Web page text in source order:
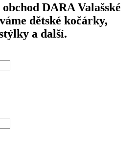
DARA Valašské
dětské kočárky,
a další.